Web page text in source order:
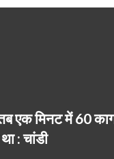
एक मिनट में 60
: चांडी